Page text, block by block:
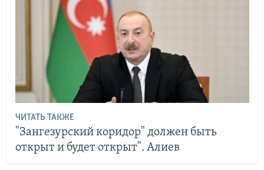
ЧИТАТЬ ТАКЖЕ
"Зангезурский коридор" должен быть
открыт и будет открыт". Алиев